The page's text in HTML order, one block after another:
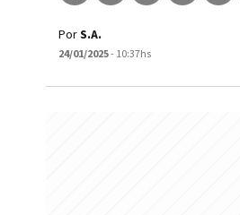
PorS.A.
24/01/2025- 10:37hs